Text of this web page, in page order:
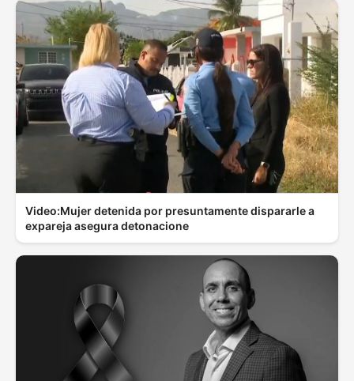
Video:Mujer detenida por presuntamente dispararle a
expareja asegura detonacione